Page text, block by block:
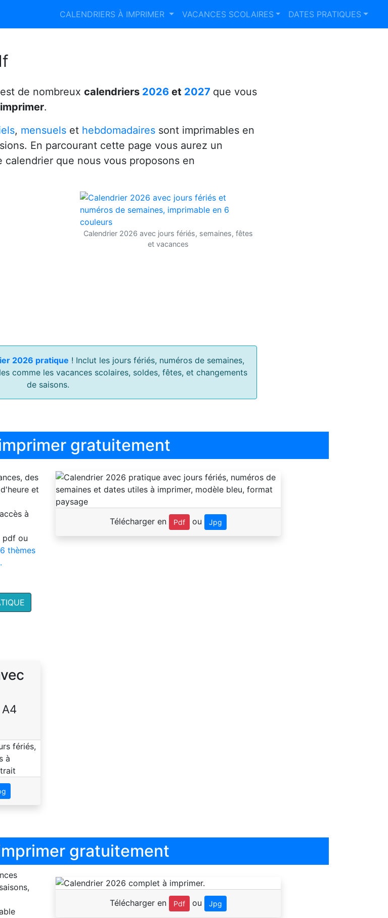
CALENDRIERS À IMPRIMER VACANCES SCOLAIRES DATES PRATIQUES
Calendrier 2027
de nombreux calendriers 2026et 2027 que vous
imprimer.
, mensuelset hebdomadairessont imprimables en
En parcourant cette page vous aurez un
que nous vous proposons en
Calendrier 2026 avec jours fériés, semaines, fêtes
et vacances
2026 pratique ! Inclut les jours fériés, numéros de semaines,
comme les vacances scolaires, soldes, fêtes, et changements
de saisons.
gratuitement
des
et
à
pdf ou
6 thèmes
Télécharger en Pdf ou Jpg
gratuitement
Télécharger en Pdf ou Jpg